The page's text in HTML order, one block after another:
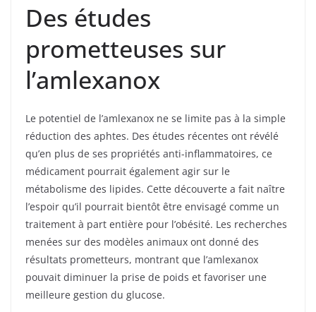
Des études
prometteuses sur
l’amlexanox
Le potentiel de l’amlexanox ne se limite pas à la simple
réduction des aphtes. Des études récentes ont révélé
qu’en plus de ses propriétés anti-inflammatoires, ce
médicament pourrait également agir sur le
métabolisme des lipides. Cette découverte a fait naître
l’espoir qu’il pourrait bientôt être envisagé comme un
traitement à part entière pour l’obésité. Les recherches
menées sur des modèles animaux ont donné des
résultats prometteurs, montrant que l’amlexanox
pouvait diminuer la prise de poids et favoriser une
meilleure gestion du glucose.